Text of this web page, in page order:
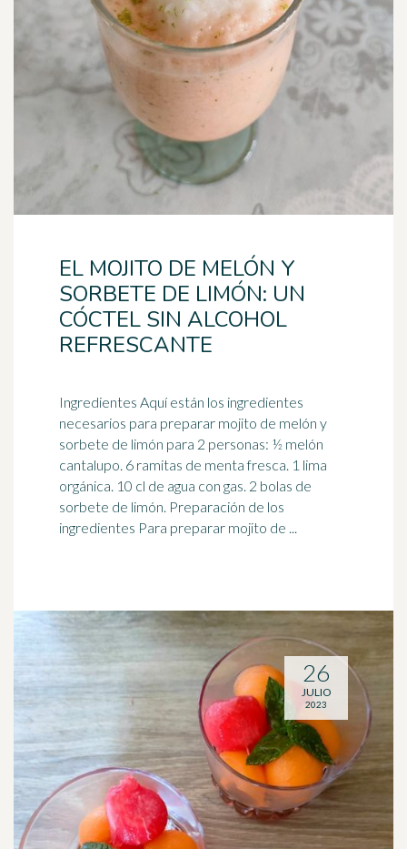
EL MOJITO DE MELÓN Y
SORBETE DE LIMÓN: UN
CÓCTEL SIN ALCOHOL
REFRESCANTE
Ingredientes Aquí están los ingredientes
necesarios para preparar mojito de melón y
sorbete de limón para 2 personas: ½ melón
cantalupo. 6 ramitas de menta fresca. 1 lima
orgánica. 10 cl de agua con gas. 2 bolas de
sorbete de limón. Preparación de los
ingredientes Para preparar mojito de ...
26
JULIO
2023